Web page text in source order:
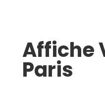
Affiche
Paris